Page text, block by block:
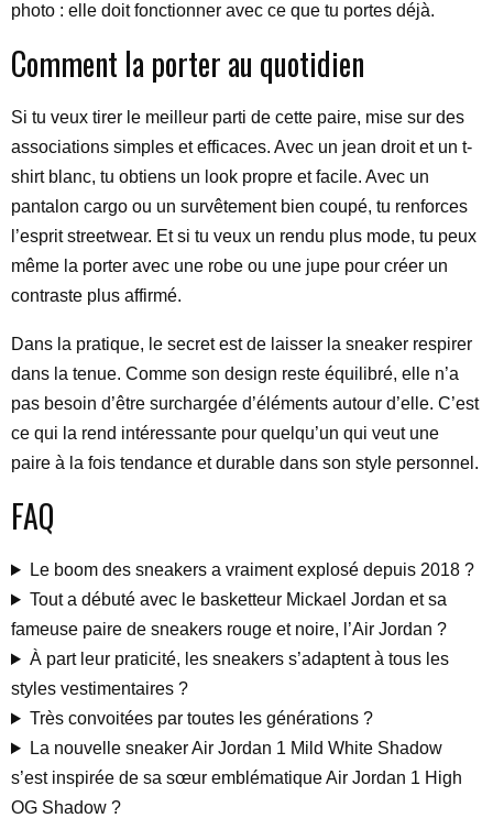
photo : elle doit fonctionner avec ce que tu portes déjà.
Comment la porter au quotidien
Si tu veux tirer le meilleur parti de cette paire, mise sur des
associations simples et efficaces. Avec un jean droit et un t-
shirt blanc, tu obtiens un look propre et facile. Avec un
pantalon cargo ou un survêtement bien coupé, tu renforces
l’esprit streetwear. Et si tu veux un rendu plus mode, tu peux
même la porter avec une robe ou une jupe pour créer un
contraste plus affirmé.
Dans la pratique, le secret est de laisser la sneaker respirer
dans la tenue. Comme son design reste équilibré, elle n’a
pas besoin d’être surchargée d’éléments autour d’elle. C’est
ce qui la rend intéressante pour quelqu’un qui veut une
paire à la fois tendance et durable dans son style personnel.
FAQ
Le boom des sneakers a vraiment explosé depuis 2018 ?
Tout a débuté avec le basketteur Mickael Jordan et sa
fameuse paire de sneakers rouge et noire, l’Air Jordan ?
À part leur praticité, les sneakers s’adaptent à tous les
styles vestimentaires ?
Très convoitées par toutes les générations ?
La nouvelle sneaker Air Jordan 1 Mild White Shadow
s’est inspirée de sa sœur emblématique Air Jordan 1 High
OG Shadow ?